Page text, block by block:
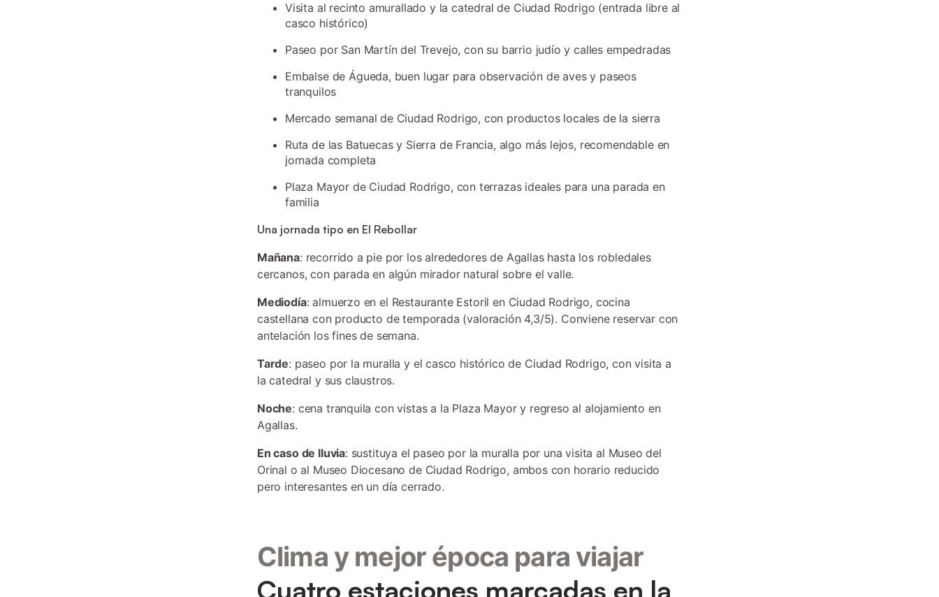
Visita al recinto amurallado y la catedral de Ciudad Rodrigo (entrada libre al
casco histórico)
Paseo por San Martín del Trevejo, con su barrio judío y calles empedradas
Embalse de Águeda, buen lugar para observación de aves y paseos
tranquilos
Mercado semanal de Ciudad Rodrigo, con productos locales de la sierra
Ruta de las Batuecas y Sierra de Francia, algo más lejos, recomendable en
jornada completa
Plaza Mayor de Ciudad Rodrigo, con terrazas ideales para una parada en
familia
Una jornada tipo en El Rebollar
Mañana: recorrido a pie por los alrededores de Agallas hasta los robledales
cercanos, con parada en algún mirador natural sobre el valle.
Mediodía: almuerzo en el Restaurante Estoril en Ciudad Rodrigo, cocina
castellana con producto de temporada (valoración 4,3/5). Conviene reservar con
antelación los fines de semana.
Tarde: paseo por la muralla y el casco histórico de Ciudad Rodrigo, con visita a
la catedral y sus claustros.
Noche: cena tranquila con vistas a la Plaza Mayor y regreso al alojamiento en
Agallas.
En caso de lluvia: sustituya el paseo por la muralla por una visita al Museo del
Orinal o al Museo Diocesano de Ciudad Rodrigo, ambos con horario reducido
pero interesantes en un día cerrado.
Clima y mejor época para viajar
Cuatro estaciones marcadas en la